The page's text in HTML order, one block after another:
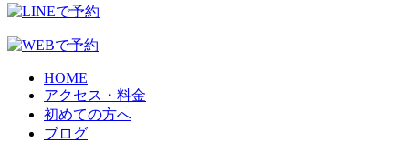
HOME
アクセス・料金
初めての方へ
ブログ